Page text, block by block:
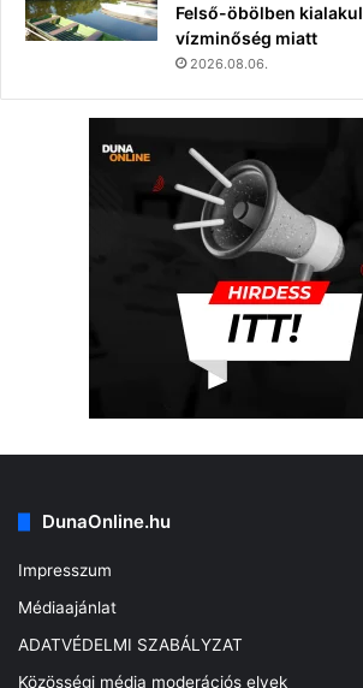
Felső-öbölben
vízminőség miatt
2026.08.06.
DunaOnline.hu
Impresszum
Médiaajánlat
ADATVÉDELMI SZABÁLYZAT
Közösségi média moderációs elvek